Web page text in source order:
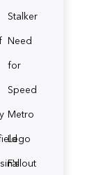
Stalker
Need
for
Speed
Metro
Lego
Fallout